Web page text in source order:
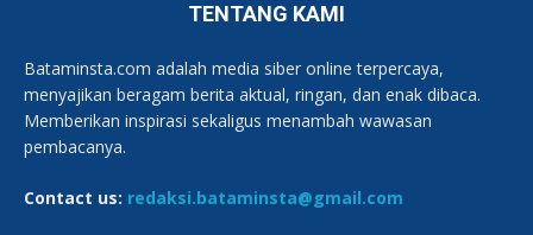
TENTANG KAMI
Bataminsta.com adalah media siber online terpercaya,
menyajikan beragam berita aktual, ringan, dan enak dibaca.
Memberikan inspirasi sekaligus menambah wawasan
pembacanya.
Contact us: redaksi.bataminsta@gmail.com